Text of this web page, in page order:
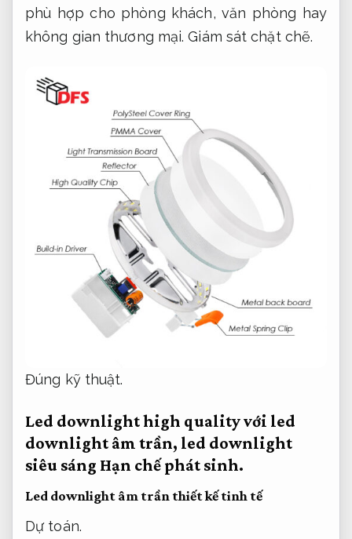
phù hợp cho phòng khách, văn phòng hay
không gian thương mại.Giám sát chặt chẽ.
Đúng kỹ thuật.
Led downlight high quality với led
downlight âm trần, led downlight
siêu sáng Hạn chế phát sinh.
Led downlight âm trần thiết kế tinh tế
Dự toán.